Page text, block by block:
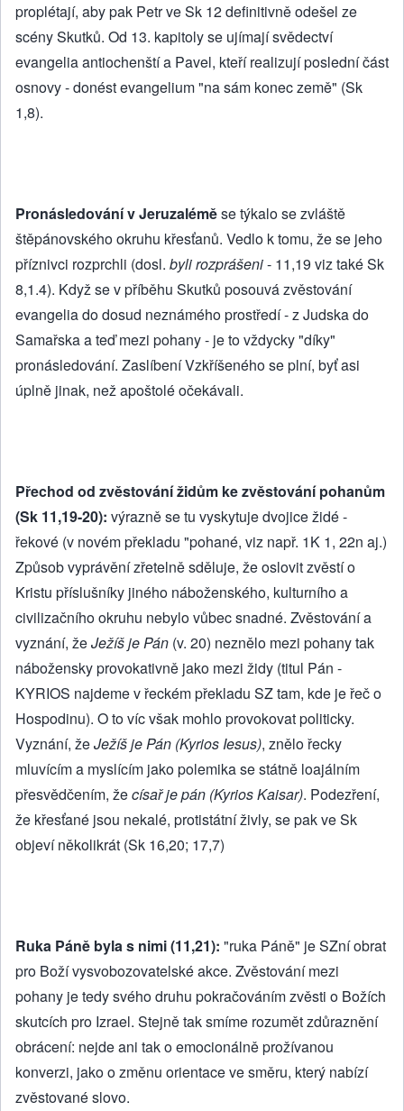
proplétají, aby pak Petr ve Sk 12 definitivně odešel ze
scény Skutků. Od 13. kapitoly se ujímají svědectví
evangelia antiochenští a Pavel, kteří realizují poslední část
osnovy - donést evangelium "na sám konec země" (Sk
1,8).
Pronásledování v Jeruzaléměse týkalo se zvláště
štěpánovského okruhu křesťanů. Vedlo k tomu, že se jeho
příznivci rozprchli (dosl. byli rozprášeni- 11,19 viz také Sk
8,1.4). Když se v příběhu Skutků posouvá zvěstování
evangelia do dosud neznámého prostředí - z Judska do
Samařska a teď mezi pohany - je to vždycky "díky"
pronásledování. Zaslíbení Vzkříšeného se plní, byť asi
úplně jinak, než apoštolé očekávali.
Přechod od zvěstování židům ke zvěstování pohanům
(Sk 11,19-20): výrazně se tu vyskytuje dvojice židé -
řekové (v novém překladu "pohané, viz např. 1K 1, 22n aj.)
Způsob vyprávění zřetelně sděluje, že oslovit zvěstí o
Kristu příslušníky jiného náboženského, kulturního a
civilizačního okruhu nebylo vůbec snadné. Zvěstování a
vyznání, žeJežíš je Pán (v. 20) neznělo mezi pohany tak
nábožensky provokativně jako mezi židy (titul Pán -
KYRIOS najdeme v řeckém překladu SZ tam, kde je řeč o
Hospodinu). O to víc však mohlo provokovat politicky.
Vyznání, žeJežíš je Pán (Kyrios Iesus), znělo řecky
mluvícím a myslícím jako polemika se státně loajálním
přesvědčením, žecísař je pán (Kyrios Kaisar). Podezření,
že křesťané jsou nekalé, protistátní živly, se pak ve Sk
objeví několikrát (Sk 16,20; 17,7)
Ruka Páně byla s nimi (11,21): "ruka Páně" je SZní obrat
pro Boží vysvobozovatelské akce. Zvěstování mezi
pohany je tedy svého druhu pokračováním zvěsti o Božích
skutcích pro Izrael. Stejně tak smíme rozumět zdůraznění
obrácení: nejde ani tak o emocionálně prožívanou
konverzi, jako o změnu orientace ve směru, který nabízí
zvěstované slovo.